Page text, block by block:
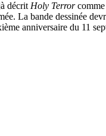
décrit Holy Terrorcomme
La bande dessinée
anniversaire du 11